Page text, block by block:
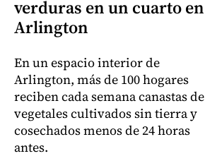
verduras en un cuarto en
Arlington
En un espacio interior de
Arlington, más de 100 hogares
reciben cada semana canastas de
vegetales cultivados sin tierra y
cosechados menos de 24 horas
antes.